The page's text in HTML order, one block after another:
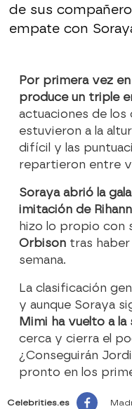
de sus
empate con
Por primera vez
produce un triple
actuaciones de los
estuvieron a la
difícil y las
repartieron entre
Soraya abrió la
imitación de
hizo lo propio con
Orbison tras haber
semana.
La clasificación
y aunque Soraya
Mimi ha vuelto a
cerca y cierra el
¿Conseguirán
pronto en los
Celebrities.es